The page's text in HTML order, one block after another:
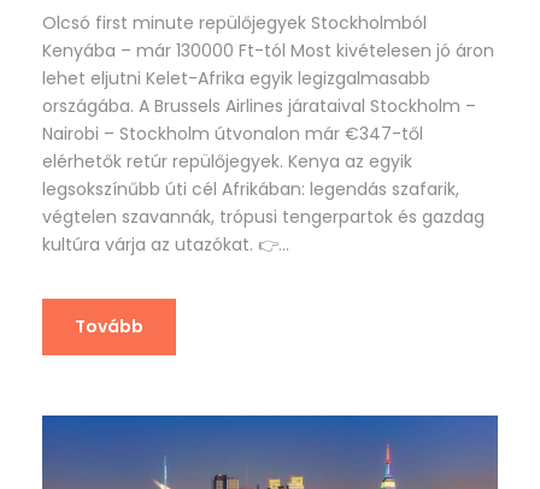
Olcsó first minute repülőjegyek Stockholmból
Kenyába – már 130000 Ft-tól Most kivételesen jó áron
lehet eljutni Kelet-Afrika egyik legizgalmasabb
országába. A Brussels Airlines járataival Stockholm –
Nairobi – Stockholm útvonalon már €347-től
elérhetők retúr repülőjegyek. Kenya az egyik
legsokszínűbb úti cél Afrikában: legendás szafarik,
végtelen szavannák, trópusi tengerpartok és gazdag
kultúra várja az utazókat. 👉...
Tovább